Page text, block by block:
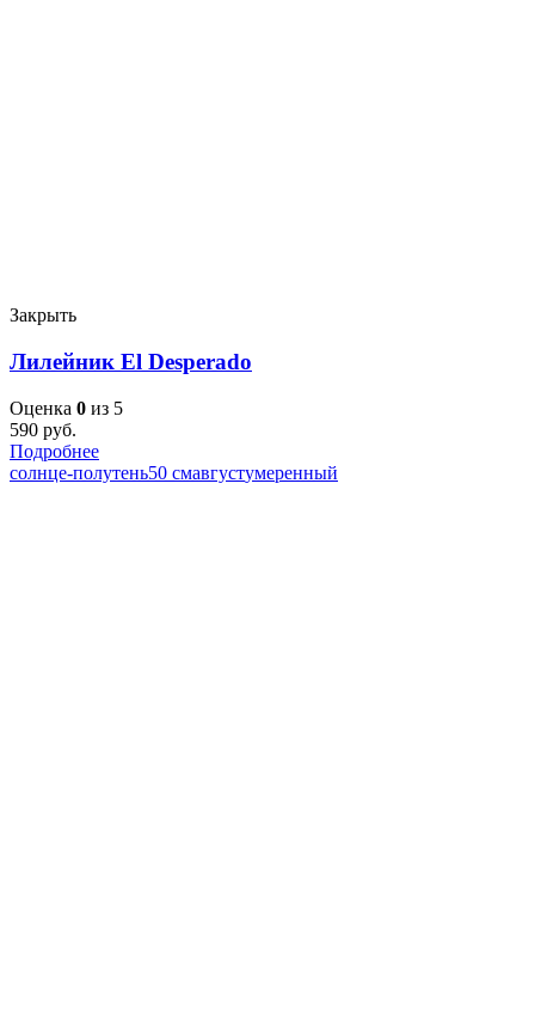
Закрыть
Лилейник El Desperado
Оценка 0 из 5
590 руб.
Подробнее
солнце-полутень50 смавгустумеренный